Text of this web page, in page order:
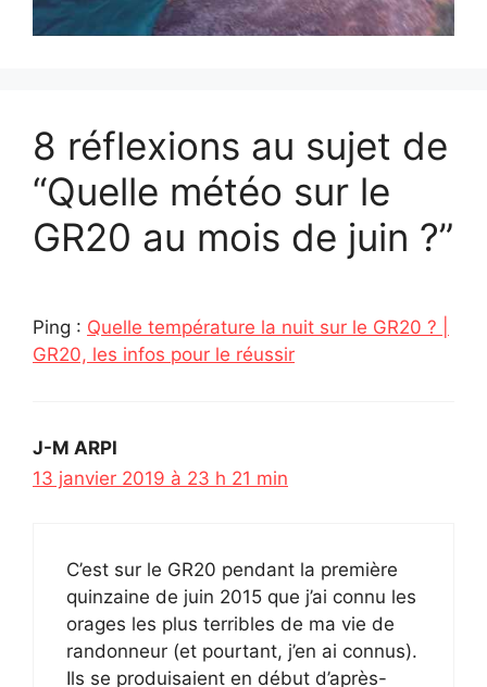
8 réflexions au sujet de
“Quelle météo sur le
GR20 au mois de juin ?”
Ping : Quelle température la nuit sur le GR20 ? |
GR20, les infos pour le réussir
J-M ARPI
13 janvier 2019 à 23 h 21 min
C’est sur le GR20 pendant la première
quinzaine de juin 2015 que j’ai connu les
orages les plus terribles de ma vie de
randonneur (et pourtant, j’en ai connus).
Ils se produisaient en début d’après-